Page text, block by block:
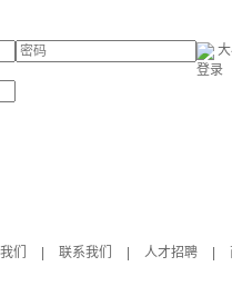
登录
们
联系我们 人才招聘